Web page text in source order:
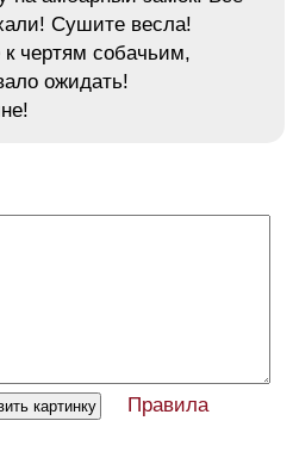
Сушите весла!
к чертям собачьим,
ожидать!
Правила